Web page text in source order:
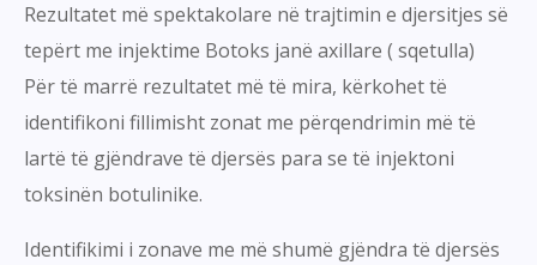
Rezultatet më spektakolare në trajtimin e djersitjes së
tepërt me injektime Botoks janë axillare ( sqetulla)
Për të marrë rezultatet më të mira, kërkohet të
identifikoni fillimisht zonat me përqendrimin më të
lartë të gjëndrave të djersës para se të injektoni
toksinën botulinike.
Identifikimi i zonave me më shumë gjëndra të djersës